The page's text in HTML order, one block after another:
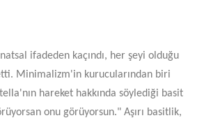
ifadeden kaçındı, her şeyi olduğu
Minimalizm'in kurucularından biri
hareket hakkında söylediği basit
onu görüyorsun." Aşırı basitlik,